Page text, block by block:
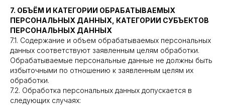
7. ОБЪЁМ И КАТЕГОРИИ ОБРАБАТЫВАЕМЫХ
ПЕРСОНАЛЬНЫХ ДАННЫХ, КАТЕГОРИИ СУБЪЕКТОВ
ПЕРСОНАЛЬНЫХ ДАННЫХ
7.1. Содержание и объем обрабатываемых персональных
данных соответствуют заявленным целям обработки.
Обрабатываемые персональные данные не должны быть
избыточными по отношению к заявленным целям их
обработки.
7.2. Обработка персональных данных допускается в
следующих случаях: